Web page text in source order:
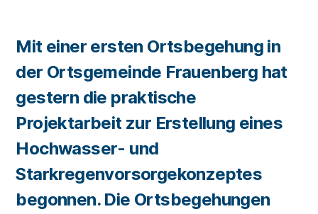
Mit einer ersten Ortsbegehung in
der Ortsgemeinde Frauenberg hat
gestern die praktische
Projektarbeit zur Erstellung eines
Hochwasser- und
Starkregenvorsorgekonzeptes
begonnen. Die Ortsbegehungen